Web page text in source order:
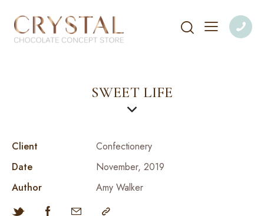
SWEET LIFE
Client
Сonfectionery
Date
November, 2019
Author
Amy Walker